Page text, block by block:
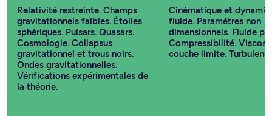
Relativité restreinte. Champs
gravitationnels faibles. Étoiles
sphériques. Pulsars. Quasars.
Cosmologie. Collapsus
gravitationnel et trous noirs.
Ondes gravitationnelles.
Vérifications expérimentales de
la théorie.
Cinématique et
fluide. Paramètres non
dimensionnels. Fluide
Compressibilité.
couche limite.